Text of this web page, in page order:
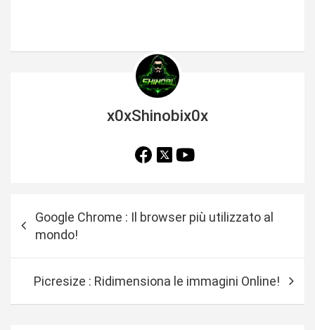
x0xShinobix0x
Google Chrome : Il browser più utilizzato al
mondo!
Picresize : Ridimensiona le immagini Online!